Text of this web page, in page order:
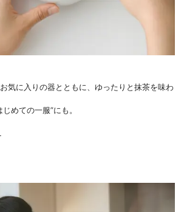
気に入りの器とともに、ゆったりと抹茶を味わ
めての一服”にも。